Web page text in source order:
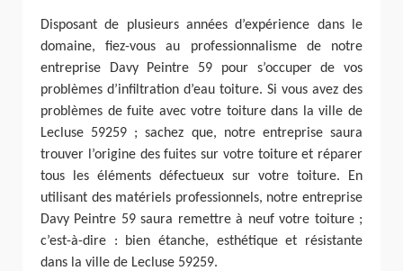
Disposant de plusieurs années d’expérience dans le
domaine, fiez-vous au professionnalisme de notre
entreprise Davy Peintre 59 pour s’occuper de vos
problèmes d’infiltration d’eau toiture. Si vous avez des
problèmes de fuite avec votre toiture dans la ville de
Lecluse 59259 ; sachez que, notre entreprise saura
trouver l’origine des fuites sur votre toiture et réparer
tous les éléments défectueux sur votre toiture. En
utilisant des matériels professionnels, notre entreprise
Davy Peintre 59 saura remettre à neuf votre toiture ;
c’est-à-dire : bien étanche, esthétique et résistante
dans la ville de Lecluse 59259.